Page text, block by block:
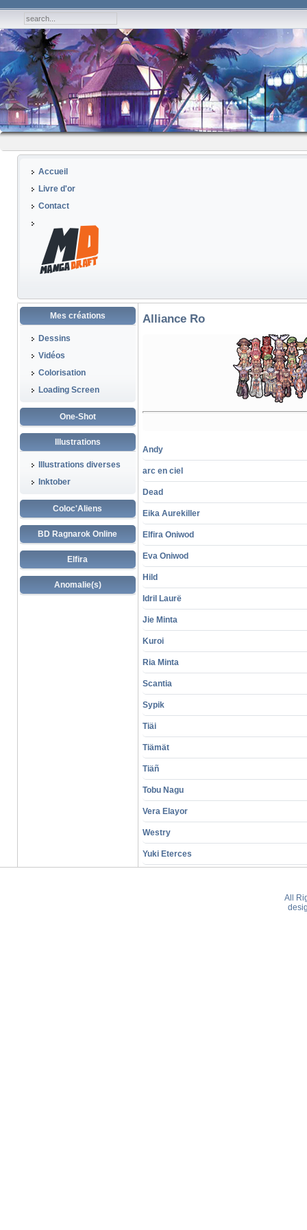
Accueil
Livre d'or
Contact
Mes créations
Dessins
Vidéos
Colorisation
Loading Screen
One-Shot
Illustrations
Illustrations diverses
Inktober
Coloc'Aliens
BD Ragnarok Online
Elfira
Anomalie(s)
Alliance Ro
Andy
arc en ciel
Dead
Eika Aurekiller
Elfira Oniwod
Eva Oniwod
Hild
Idril Laurë
Jie Minta
Kuroi
Ria Minta
Scantia
Sypik
Tiäi
Tiämät
Tiäñ
Tobu Nagu
Vera Elayor
Westry
Yuki Eterces
All